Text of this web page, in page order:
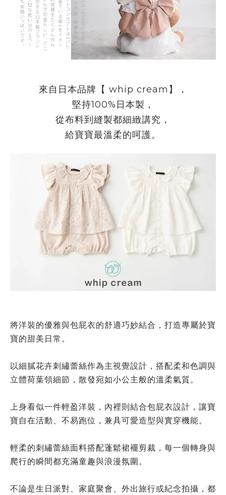
來自日本品牌【 whip cream 】，
堅持100% 日本製，
從布料到縫製都細緻講究，
給寶寶最溫柔的呵護。
將洋裝的優雅與包屁衣的舒適巧妙結合，打造專屬於寶
寶的甜美日常。
以細膩花卉刺繡蕾絲作為主視覺設計，搭配柔和色調與
立體荷葉領細節，散發宛如小公主般的溫柔氣質。
上身看似一件輕盈洋裝，內裡則結合包屁衣設計，讓寶
寶自在活動、不易跑位，兼具可愛造型與實穿機能。
輕柔的刺繡蕾絲面料搭配蓬鬆裙襬剪裁，每一個轉身與
爬行的瞬間都充滿童趣與浪漫氛圍。
不論是生日派對、家庭聚會、外出旅行或紀念拍攝，都